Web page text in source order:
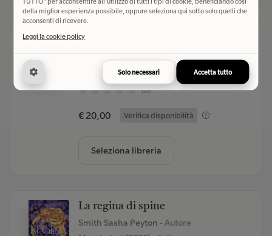
Il corso del cuore
Mercurio Books (2026)
- Editore
(0)
€ 20,00 Verifica disponibilità
Seleziona libreria
La regina di spine
Smith Sasha Peyton - Autore
della miglior esperienza possibile, oppure seleziona qui sotto solo quelli che
acconsenti di ricevere.
Leggi la cookie policy
Solo necessari Accetta tutto